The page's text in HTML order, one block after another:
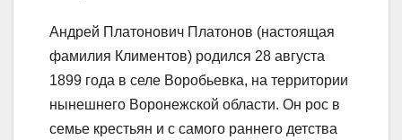
Андрей Платонович Платонов (настоящая
фамилия Климентов) родился 28 августа
1899 года в селе Воробьевка, на территории
нынешнего Воронежской области. Он рос в
семье крестьян и с самого раннего детства